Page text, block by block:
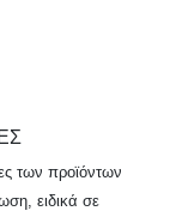
των προϊόντων
ειδικά σε